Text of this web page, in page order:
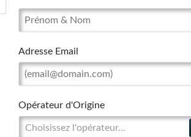
Adresse Email
Opérateur d'Origine
Choisissez l'opérateur...